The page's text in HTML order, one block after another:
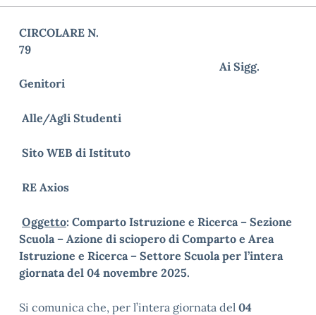
CIRCOLARE N.
Ai Sigg.
Genitori
Alle/Agli Studenti
Sito WEB di Istituto
RE Axios
Oggetto: Comparto Istruzione e Ricerca – Sezione
Scuola – Azione di sciopero di Comparto e Area
Istruzione e Ricerca – Settore Scuola per l’intera
giornata del 04 novembre 2025.
Si comunica che, per l’intera giornata del 04